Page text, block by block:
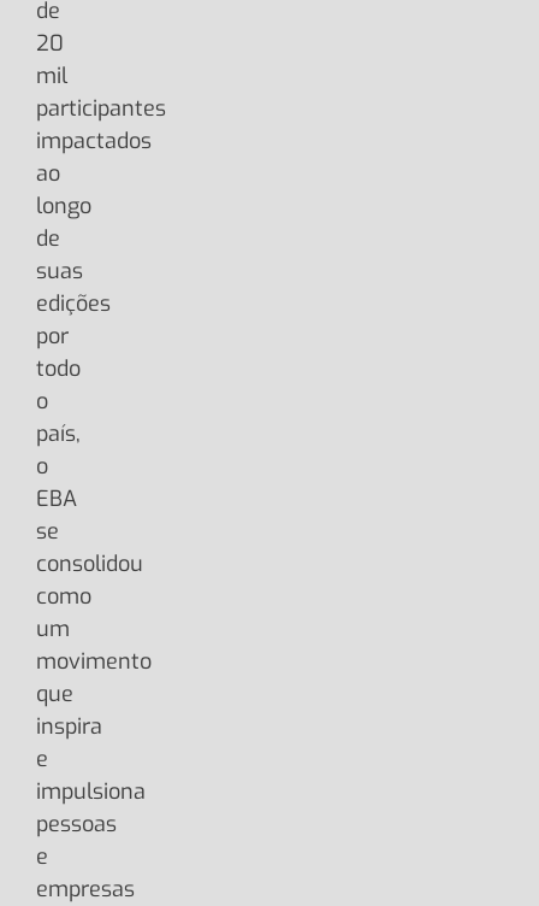
de
20
mil
participantes
impactados
ao
longo
de
suas
edições
por
todo
o
país,
o
EBA
se
consolidou
como
um
movimento
que
inspira
e
impulsiona
pessoas
e
empresas